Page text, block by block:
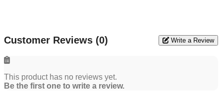
Customer Reviews (0) Write a Review
This product has no reviews yet.
Be the first one to write a review.